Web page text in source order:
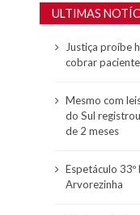
ULTIMAS
Justiça proíbe
cobrar
Mesmo com
do Sul
de 2 meses
Espetáculo
Arvorezinha